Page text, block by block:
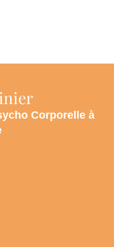
Corporelle à